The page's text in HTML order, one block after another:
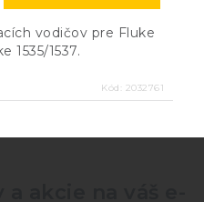
vodičov pre Fluke
1535/1537.
Kód: 2032761